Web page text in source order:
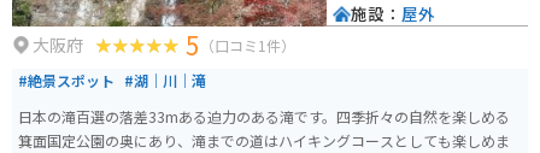
大阪府 5 （口コミ1件）
#絶景スポット #湖｜川｜滝
日本の滝百選の落差33mある迫力のある滝です。四季折々の自然を楽しめる
箕面国定公園の奥にあり、滝までの道はハイキングコースとしても楽しめま
施設： 屋外